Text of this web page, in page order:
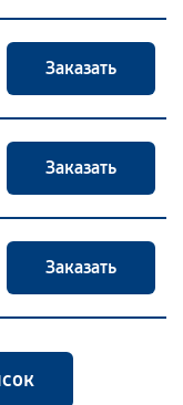
Заказать
Заказать
Заказать